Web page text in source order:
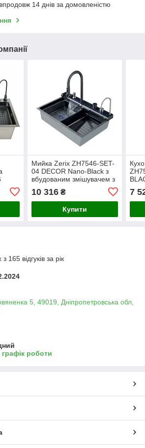
14 днів за домовленістю
з
Мийка Zerix ZH7546-SET-
04 DECOR Nano-Black з
вбудованим змішувачем з
прямокутна, графітова, 1
чаша, система
10 316₴
Купити
215
7
165 відгуків за рік
5, 49019, Дніпропетровська обл,
роботи